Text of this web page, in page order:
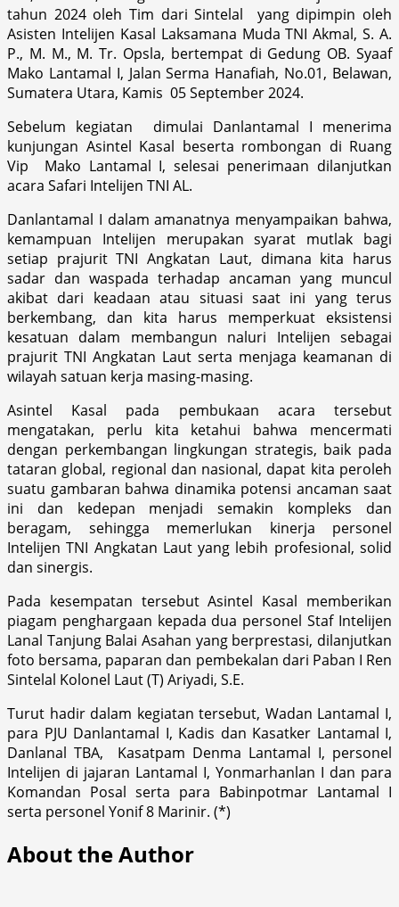
tahun 2024 oleh Tim dari Sintelal yang dipimpin oleh
Asisten Intelijen Kasal Laksamana Muda TNI Akmal, S. A.
P., M. M., M. Tr. Opsla, bertempat di Gedung OB. Syaaf
Mako Lantamal I, Jalan Serma Hanafiah, No.01, Belawan,
Sumatera Utara, Kamis 05 September 2024.
Sebelum kegiatan dimulai Danlantamal I menerima
kunjungan Asintel Kasal beserta rombongan di Ruang
Vip Mako Lantamal I, selesai penerimaan dilanjutkan
acara Safari Intelijen TNI AL.
Danlantamal I dalam amanatnya menyampaikan bahwa,
kemampuan Intelijen merupakan syarat mutlak bagi
setiap prajurit TNI Angkatan Laut, dimana kita harus
sadar dan waspada terhadap ancaman yang muncul
akibat dari keadaan atau situasi saat ini yang terus
berkembang, dan kita harus memperkuat eksistensi
kesatuan dalam membangun naluri Intelijen sebagai
prajurit TNI Angkatan Laut serta menjaga keamanan di
wilayah satuan kerja masing-masing.
Asintel Kasal pada pembukaan acara tersebut
mengatakan, perlu kita ketahui bahwa mencermati
dengan perkembangan lingkungan strategis, baik pada
tataran global, regional dan nasional, dapat kita peroleh
suatu gambaran bahwa dinamika potensi ancaman saat
ini dan kedepan menjadi semakin kompleks dan
beragam, sehingga memerlukan kinerja personel
Intelijen TNI Angkatan Laut yang lebih profesional, solid
dan sinergis.
Pada kesempatan tersebut Asintel Kasal memberikan
piagam penghargaan kepada dua personel Staf Intelijen
Lanal Tanjung Balai Asahan yang berprestasi, dilanjutkan
foto bersama, paparan dan pembekalan dari Paban I Ren
Sintelal Kolonel Laut (T) Ariyadi, S.E.
Turut hadir dalam kegiatan tersebut, Wadan Lantamal I,
para PJU Danlantamal I, Kadis dan Kasatker Lantamal I,
Danlanal TBA, Kasatpam Denma Lantamal I, personel
Intelijen di jajaran Lantamal I, Yonmarhanlan I dan para
Komandan Posal serta para Babinpotmar Lantamal I
serta personel Yonif 8 Marinir. (*)
About the Author